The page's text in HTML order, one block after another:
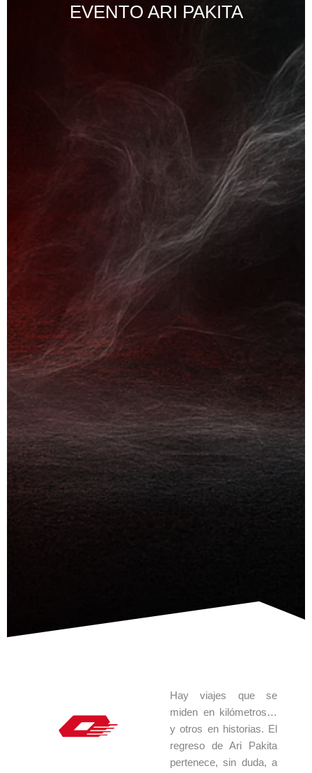
EVENTO ARI PAKITA
Hay viajes que se
miden en kilómetros…
y otros en historias. El
regreso de Ari Pakita
pertenece, sin duda, a